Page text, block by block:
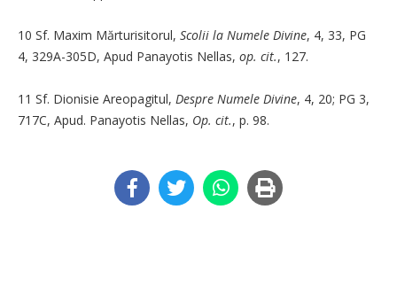
10 Sf. Maxim Mărturisitorul, Scolii la Numele Divine, 4, 33, PG
4, 329A-305D, Apud Panayotis Nellas, op. cit., 127.
11 Sf. Dionisie Areopagitul, Despre Numele Divine, 4, 20; PG 3,
717C, Apud. Panayotis Nellas, Op. cit., p. 98.